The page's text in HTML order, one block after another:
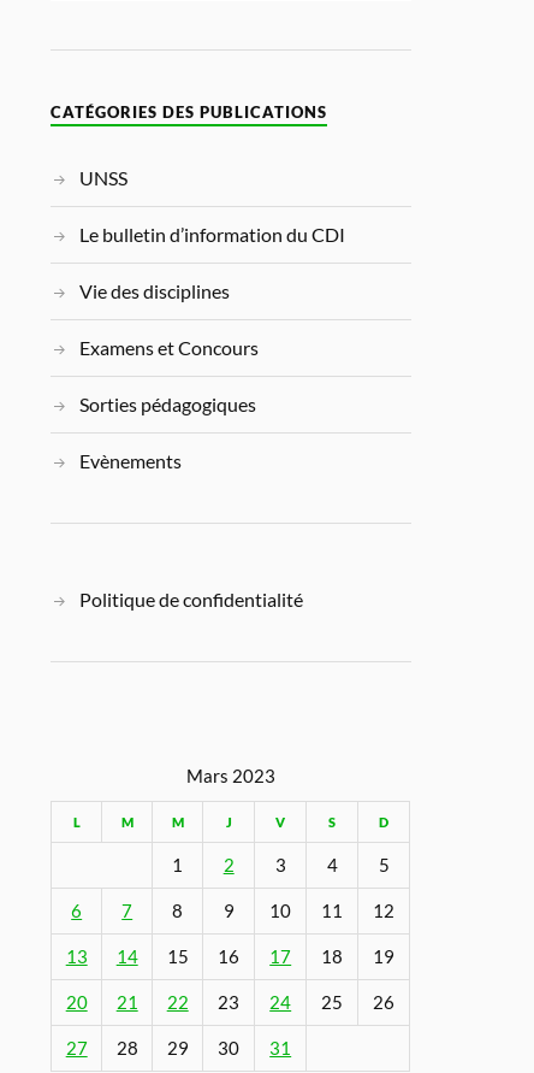
CATÉGORIES DES PUBLICATIONS
UNSS
Le bulletin d’information du CDI
Vie des disciplines
Examens et Concours
Sorties pédagogiques
Evènements
Politique de confidentialité
Mars 2023
L M M J V S D
1 2 3 4 5
6 7 8 9 10 11 12
13 14 15 16 17 18 19
20 21 22 23 24 25 26
27 28 29 30 31